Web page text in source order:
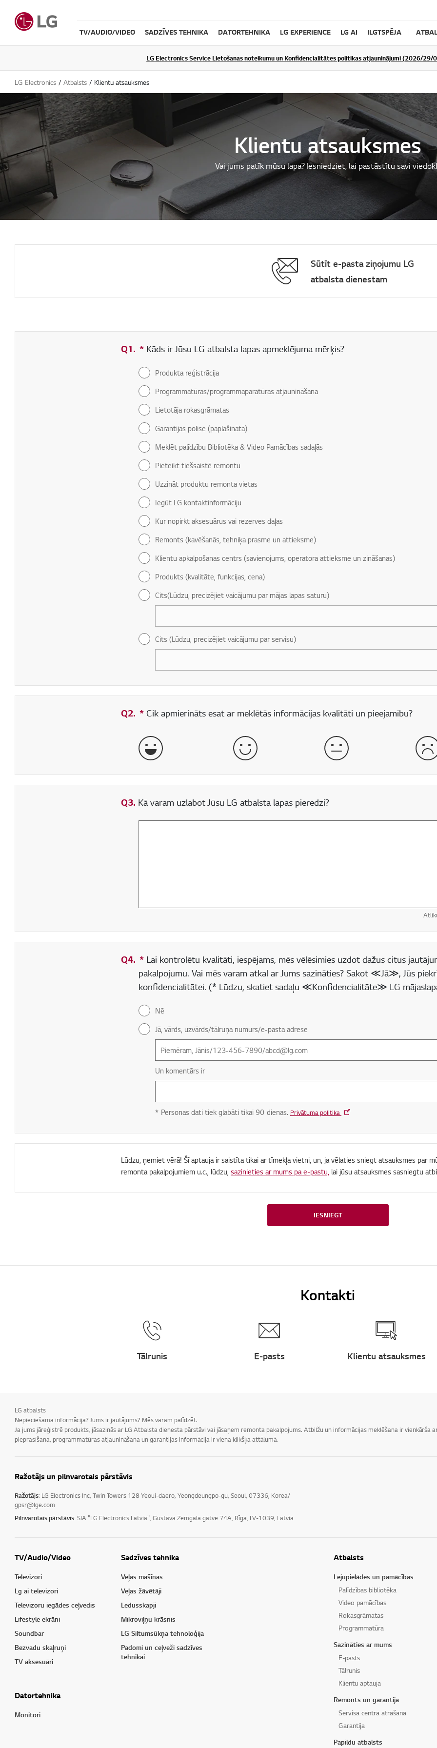
TV/AUDIO/VIDEO SADZĪVES TEHNIKA DATORTEHNIKA LG EXPERIENCE LG AI ILGTSPĒJA
LG Electronics Service Lietošanas noteikumu un Konfidencialitātes politikas atjauninājumi (2026/29/
LG Electronics Atbalsts Klientu atsauksmes
Klientu atsauksmes
Vai jums patīk mūsu lapa? Iesniedziet, lai pastāstītu savi
Sūtīt e-pasta ziņojumu LG
atbalsta dienestam
Q1. * Obligāti aizpildāms lauks
Kāds ir Jūsu LG atbalsta lapas apmeklējuma mērķis?
Produkta reģistrācija
Programmatūras/programmaparatūras atjaunināšana
Lietotāja rokasgrāmatas
Garantijas polise (paplašinātā)
Meklēt palīdzību Bibliotēka & Video Pamācības sadaļās
Pieteikt tiešsaistē remontu
Uzzināt produktu remonta vietas
Iegūt LG kontaktinformāciju
Kur nopirkt aksesuārus vai rezerves daļas
Remonts (kavēšanās, tehniķa prasme un attieksme)
Klientu apkalpošanas centrs (savienojums, operatora attieksme un zināšanas)
Produkts (kvalitāte, funkcijas, cena)
Cits(Lūdzu, precizējiet vaicājumu par mājas lapas saturu)
Cits (Lūdzu, precizējiet vaicājumu par servisu)
Q2. *Obligāti aizpildāms lauks
Cik apmierināts esat ar meklētās informācijas kvalitāti un pieejamību?
ļoti labi labs normāls
Q3. Kā varam uzlabot Jūsu LG atbalsta lapas pieredzi?
Q4. * Obligāti aizpildāms lauks
Lai kontrolētu kvalitāti, iespējams, mēs vēlēsimies uzdot dažus citus
pakalpojumu. Vai mēs varam atkal ar Jums sazināties? Sakot ≪Jā≫, Jūs
konfidencialitātei. (* Lūdzu, skatiet sadaļu ≪Konfidencialitāte≫ LG
Nē
Jā, vārds, uzvārds/tālruņa numurs/e-pasta adrese
Un komentārs ir
* Personas dati tiek glabāti tikai 90 dienas. Privātuma politika
Lūdzu, ņemiet vērā! Šī aptauja ir saistīta tikai ar tīmekļa vietni, un, ja vēlaties sniegt atsauksmes par
remonta pakalpojumiem u.c., lūdzu, sazinieties ar mums pa e-pastu, lai jūsu atsauksmes sasniegtu
IESNIEGT
Kontakti
Tālrunis E-pasts Klientu atsauksmes
LG atbalsts
Nepieciešama informācija? Jums ir jautājums? Mēs varam palīdzēt.
Ja jums jāreģistrē produkts, jāsazinās ar LG Atbalsta dienesta pārstāvi vai jāsaņem remonta pakalpojums. Atbilžu un informācijas meklēšana ir
pieprasīšana, programmatūras atjaunināšana un garantijas informācija ir viena klikšķa attālumā.
Ražotājs un pilnvarotais pārstāvis
Ražotājs: LG Electronics Inc, Twin Towers 128 Yeoui-daero, Yeongdeungpo-gu, Seoul, 07336, Korea/
gpsr@lge.com
Pilnvarotais pārstāvis: SIA "LG Electronics Latvia", Gustava Zemgala gatve 74A, Rīga, LV-1039, Latvia
TV/Audio/Video
Televizori
Lg ai televizori
Televizoru iegādes ceļvedis
Lifestyle ekrāni
Soundbar
Bezvadu skaļruņi
TV aksesuāri
Sadzīves tehnika
Veļas mašīnas
Veļas žāvētāji
Ledusskapji
Mikroviļņu krāsnis
LG Siltumsūkņa tehnoloģija
Padomi un ceļveži sadzīves
tehnikai
Datortehnika
Monitori
Atbalsts
Lejupielādes un pamācības
Palīdzības bibliotēka
Video pamācības
Rokasgrāmatas
Programmatūra
Sazināties ar mums
E-pasts
Tālrunis
Klientu aptauja
Remonts un garantija
Servisa centra atrašana
Garantija
Papildu atbalsts